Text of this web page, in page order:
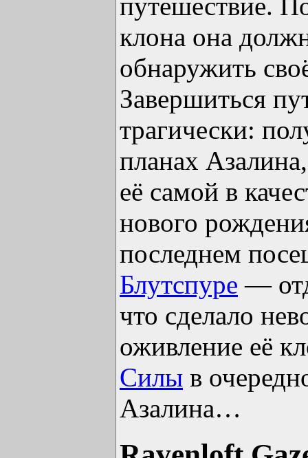
клона она
обнаружить
Завершиться
трагически:
планах
её самой в
нового
последнем
Блутспуре —
что сделало
оживление её
Силы в
Азалина…